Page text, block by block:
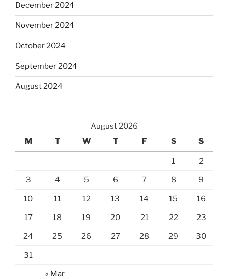
December 2024
November 2024
October 2024
September 2024
August 2024
August 2026
M
T W T F S S
1 2
3 4 5 6 7 8 9
10 11 12 13 14 15 16
17 18 19 20 21 22 23
24 25 26 27 28 29 30
31
« Mar